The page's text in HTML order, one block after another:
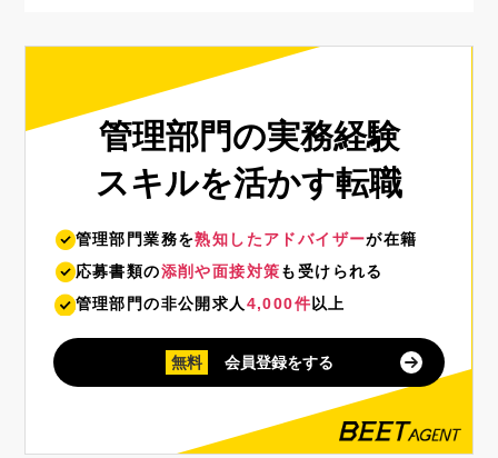
管理部門の実務経験
スキルを活かす転職
管理部門業務を熟知したアドバイザーが在籍
応募書類の添削や面接対策も受けられる
管理部門の非公開求人4,000件以上
無料 会員登録をする